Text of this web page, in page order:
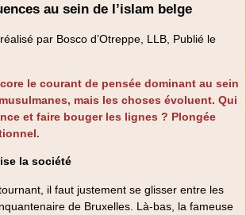
au sein de l’islam belge
par Bosco d’Otreppe, LLB, Publié le
le courant de pensée dominant au sein
mais les choses évoluent. Qui
et faire bouger les lignes ? Plongée
la société
il faut justement se glisser entre les
de Bruxelles. Là-bas, la fameuse